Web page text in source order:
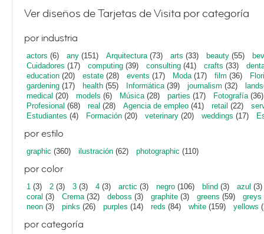
Ver diseños de Tarjetas de Visita por categoría
por industria
actors (6) any (151) Arquitectura(73) arts (33) beauty (55)
Cuidadores (17) computing (39) consulting (41) crafts (33)
education (20) estate (28) events (17) Moda(17) film (36)
gardening (17) health (55) Informática(39) journalism (32)
medical (20) models (6) Música(28) parties (17) Fotografía(36)
Profesional (68) real (28) Agencia de empleo (41) retail (22)
Estudiantes (4) Formación (20) veterinary (20) weddings (17)
por estilo
graphic (360) ilustración (62) photographic (110)
por color
1 (3) 2 (3) 3 (3) 4 (3) arctic (3) negro (106) blind (3) azul (3)
coral (3) Crema(32) deboss (3) graphite (3) greens (59) greys
neon (3) pinks (26) purples (14) reds (84) white (159) yellows
por categoría